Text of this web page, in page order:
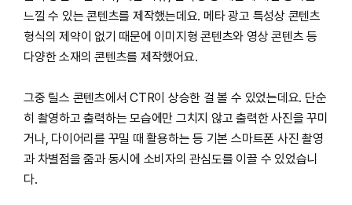
느낄 수 있는 콘텐츠를 제작했는데요. 메타 광고 특성상 콘텐츠
형식의 제약이 없기 때문에 이미지형 콘텐츠와 영상 콘텐츠 등
다양한 소재의 콘텐츠를 제작했어요.
그중 릴스 콘텐츠에서 CTR이 상승한 걸 볼 수 있었는데요. 단순
히 촬영하고 출력하는 모습에만 그치지 않고 출력한 사진을 꾸미
거나, 다이어리를 꾸밀 때 활용하는 등 기본 스마트폰 사진 촬영
과 차별점을 줌과 동시에 소비자의 관심도를 이끌 수 있었습니
다.